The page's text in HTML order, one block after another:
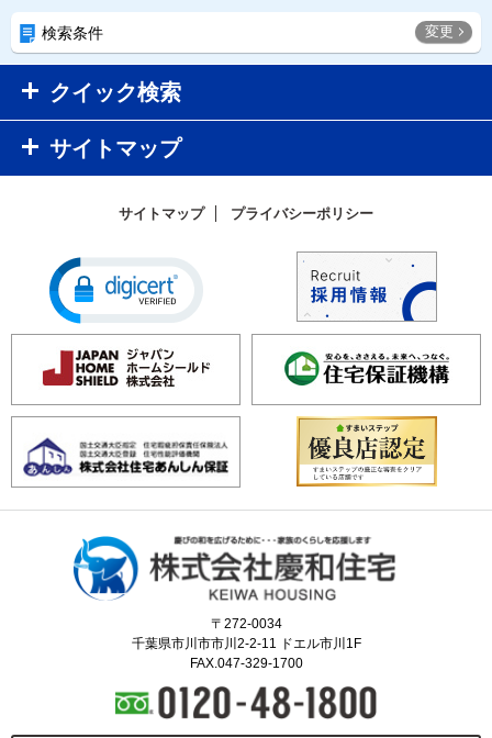
検索条件 変更
クイック検索
サイトマップ
サイトマップ プライバシーポリシー
〒272-0034
千葉県市川市市川2-2-11 ドエル市川1F
FAX.047-329-1700